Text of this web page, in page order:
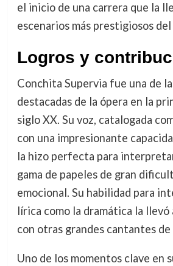
el inicio de una carrera que la
escenarios más prestigiosos del
Logros y
Conchita Supervia fue una de
destacadas de la ópera en la
siglo XX. Su voz, catalogada
con una impresionante
la hizo perfecta para
gama de papeles de gran
emocional. Su habilidad para
lírica como la dramática la llevó
con otras grandes cantantes de
Uno de los momentos clave en